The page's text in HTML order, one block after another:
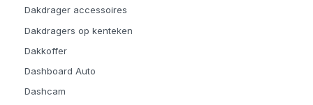
Dakdrager accessoires
Dakdragers op kenteken
Dakkoffer
Dashboard Auto
Dashcam